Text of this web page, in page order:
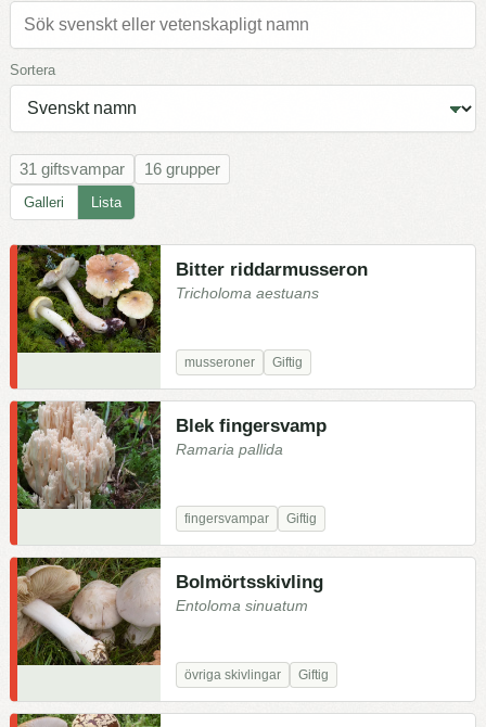
Sortera
31 giftsvampar 16 grupper
Galleri Lista
Bitter riddarmusseron
Tricholoma aestuans
musseroner Giftig
Blek fingersvamp
Ramaria pallida
fingersvampar Giftig
Bolmörtsskivling
Entoloma sinuatum
övriga skivlingar Giftig